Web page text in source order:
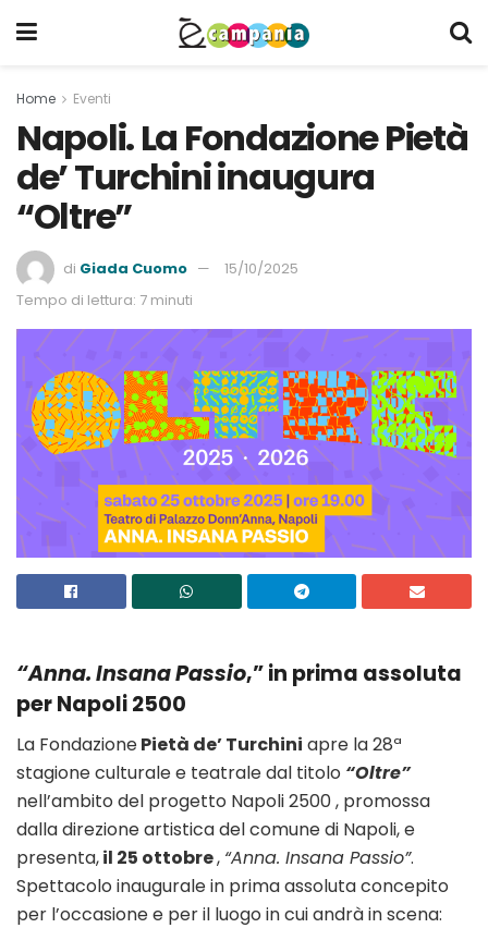
Home Eventi
Napoli. La Fondazione Pietà
de’ Turchini inaugura
“Oltre”
di Giada Cuomo
15/10/2025
Tempo di lettura: 7 minuti
“Anna. Insana Passio,” in prima assoluta
per Napoli 2500
La FondazionePietà de’ Turchini apre la 28ª
stagione culturale e teatrale dal titolo “Oltre”
nell’ambito del progetto Napoli 2500 , promossa
dalla direzione artistica del comune di Napoli, e
presenta,il 25 ottobre, “Anna. Insana Passio”.
Spettacolo inaugurale in prima assoluta concepito
per l’occasione e per il luogo in cui andrà in scena: